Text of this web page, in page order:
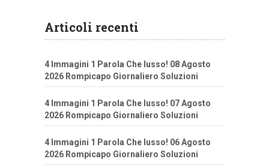
Articoli recenti
4 Immagini 1 Parola Che lusso! 08 Agosto
2026 Rompicapo Giornaliero Soluzioni
4 Immagini 1 Parola Che lusso! 07 Agosto
2026 Rompicapo Giornaliero Soluzioni
4 Immagini 1 Parola Che lusso! 06 Agosto
2026 Rompicapo Giornaliero Soluzioni